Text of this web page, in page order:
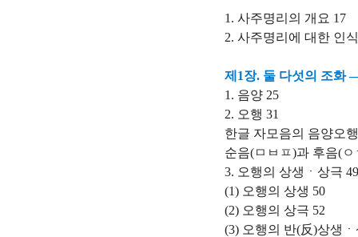
1. 사주명리의 개요 17
2. 사주명리에 대한 인
제1장. 둘 다섯의 조화
1. 음양 25
2. 오행 31
한글 자모음의 음양오
순음(ㅁㅂㅍ)과 후음(
3. 오행의 상생ㆍ상극 49
(1) 오행의 상생 50
(2) 오행의 상극 52
(3) 오행의 반(反)상생ㆍ